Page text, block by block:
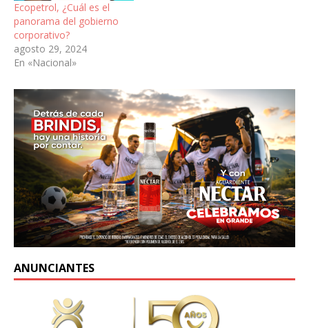
Ecopetrol, ¿Cuál es el
panorama del gobierno
corporativo?
agosto 29, 2024
En «Nacional»
ANUNCIANTES